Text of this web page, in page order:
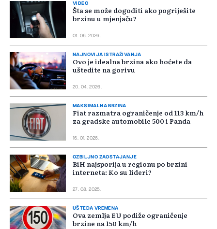
VIDEO
Šta se može dogoditi ako pogriješite
brzinu u mjenjaču?
01. 06. 2026.
NAJNOVIJA ISTRAŽIVANJA
Ovo je idealna brzina ako hoćete da
uštedite na gorivu
20. 04. 2026.
MAKSIMALNA BRZINA
Fiat razmatra ograničenje od 113 km/h
za gradske automobile 500 i Panda
16. 01. 2026.
OZBILJNO ZAOSTAJANJE
BiH najsporija u regionu po brzini
interneta: Ko su lideri?
27. 08. 2025.
UŠTEDA VREMENA
Ova zemlja EU podiže ograničenje
brzine na 150 km/h